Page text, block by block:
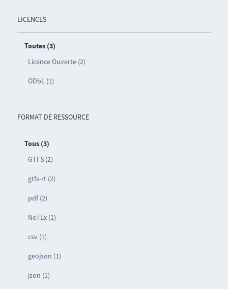
LICENCES
Toutes (3)
Licence Ouverte (2)
ODbL (1)
FORMAT DE RESSOURCE
Tous (3)
GTFS (2)
gtfs-rt (2)
pdf (2)
NeTEx (1)
csv (1)
geojson (1)
json (1)